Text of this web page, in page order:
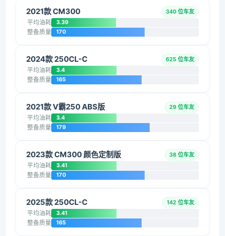
2021款 CM300 340 位车友
平均油耗 3.39
整备质量 170
2024款 250CL-C 625 位车友
平均油耗 3.4
整备质量 165
2021款 V霸250 ABS版 29 位车友
平均油耗 3.4
整备质量 179
2023款 CM300 颜色定制版 38 位车友
平均油耗 3.41
整备质量 170
2025款 250CL-C 142 位车友
平均油耗 3.41
整备质量 165